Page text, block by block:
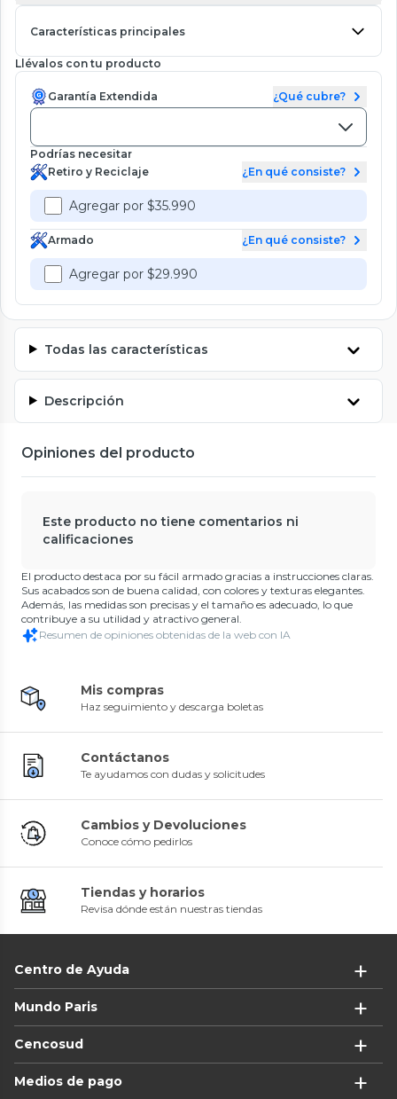
Características principales
Llévalos con tu producto
Garantía Extendida ¿Qué cubre?
Podrías necesitar
Retiro y Reciclaje
¿En qué consiste?
Agregar por $35.990
Armado ¿En qué consiste?
Agregar por $29.990
Todas las características
Descripción
Opiniones del producto
Este producto no tiene comentarios ni
calificaciones
El producto destaca por su fácil armado gracias a instrucciones claras.
Sus acabados son de buena calidad, con colores y texturas elegantes.
Además, las medidas son precisas y el tamaño es adecuado, lo que
contribuye a su utilidad y atractivo general.
Resumen de opiniones obtenidas de la web con IA
Mis compras
Haz seguimiento y descarga boletas
Contáctanos
Te ayudamos con dudas y solicitudes
Cambios y Devoluciones
Conoce cómo pedirlos
Tiendas y horarios
Revisa dónde están nuestras tiendas
Centro de Ayuda
Mundo Paris
Cencosud
Medios de pago